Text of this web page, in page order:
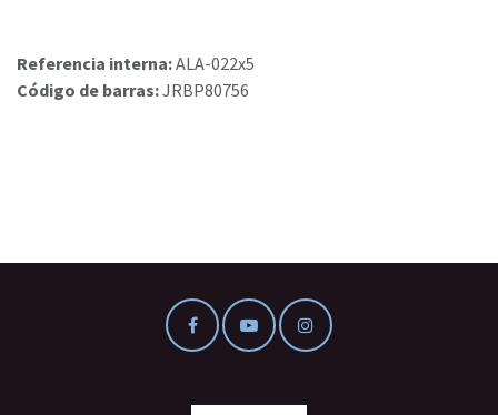
Referencia interna:ALA-022x5
Código de barras:JRBP80756